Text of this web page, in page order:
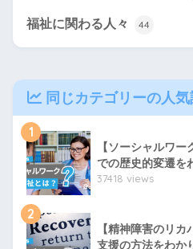
福祉に関わる人々 44
同じカテゴリーの人
1
【ソーシャルワ
での歴史的変遷を
37418 views
2
【精神障害のリカ
支援の方法をわか